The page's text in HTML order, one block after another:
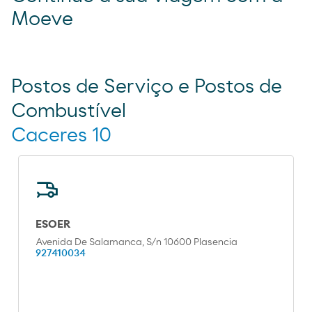
Moeve
Postos de Serviço e Postos de
Combustível
Caceres 10
ESOER
Avenida De Salamanca, S/n 10600 Plasencia
927410034